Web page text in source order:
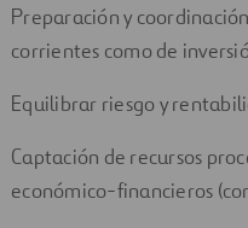
Preparación y
corrientes como de
Equilibrar riesgo y
Captación de recursos
económico-financieros